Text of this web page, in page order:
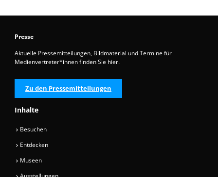
Presse
Aktuelle Pressemitteilungen, Bildmaterial und Termine für
Medienvertreter*innen finden Sie hier.
Zu den Pressemitteilungen
Inhalte
Besuchen
Entdecken
Museen